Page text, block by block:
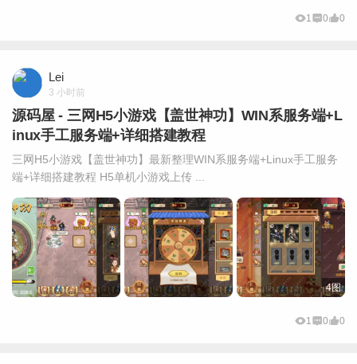
1 0 0
Lei
3 小时前
源码屋 - 三网H5小游戏【盖世神功】WIN系服务端+L
inux手工服务端+详细搭建教程
三网H5小游戏【盖世神功】最新整理WIN系服务端+Linux手工服务
端+详细搭建教程 H5单机小游戏上传 ...
4图
1 0 0